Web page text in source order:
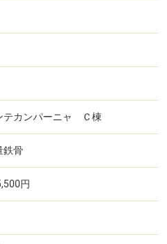
テカンパーニャ Ｃ棟
鉄骨
円